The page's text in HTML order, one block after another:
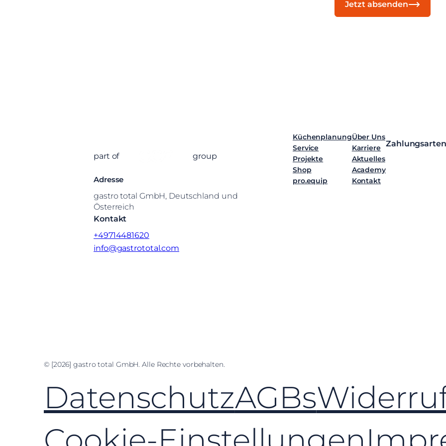
Jetzt absenden
part of group
Adresse
gastro total GmbH, Deutschland und
Österreich
Kontakt
+49714481620
info@gastrototal.com
Küchenplanung
Service
Projekte
Shop
pro.equip
Über Uns
Karriere
Aktuelles
Academy
Kontakt
Zahlungsarten
© [2026] gastro total GmbH. Alle Rechte vorbehalten.
DatenschutzAGBs